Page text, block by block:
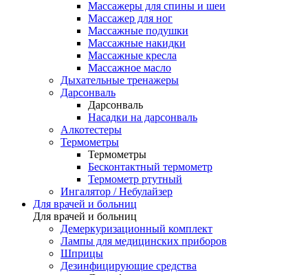
Массажеры для спины и шеи
Массажер для ног
Массажные подушки
Массажные накидки
Массажные кресла
Массажное масло
Дыхательные тренажеры
Дарсонваль
Дарсонваль
Насадки на дарсонваль
Алкотестеры
Термометры
Термометры
Бесконтактный термометр
Термометр ртутный
Ингалятор / Небулайзер
Для врачей и больниц
Для врачей и больниц
Демеркуризационный комплект
Лампы для медицинских приборов
Шприцы
Дезинфицирующие средства